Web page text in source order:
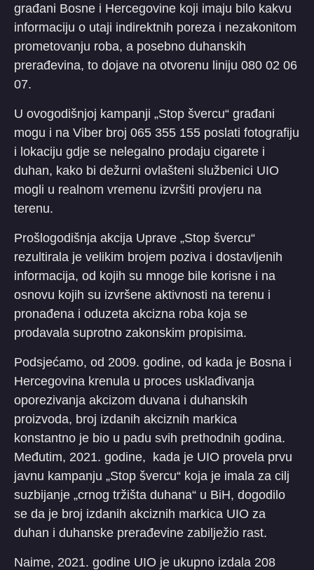
građani Bosne i Hercegovine koji imaju bilo kakvu
informaciju o utaji indirektnih poreza i nezakonitom
prometovanju roba, a posebno duhanskih
prerađevina, to dojave na otvorenu liniju 080 02 06
07.
U ovogodišnjoj kampanji „Stop švercu“ građani
mogu i na Viber broj 065 355 155 poslati fotografiju
i lokaciju gdje se nelegalno prodaju cigarete i
duhan, kako bi dežurni ovlašteni službenici UIO
mogli u realnom vremenu izvršiti provjeru na
terenu.
Prošlogodišnja akcija Uprave „Stop švercu“
rezultirala je velikim brojem poziva i dostavljenih
informacija, od kojih su mnoge bile korisne i na
osnovu kojih su izvršene aktivnosti na terenu i
pronađena i oduzeta akcizna roba koja se
prodavala suprotno zakonskim propisima.
Podsjećamo, od 2009. godine, od kada je Bosna i
Hercegovina krenula u proces usklađivanja
oporezivanja akcizom duvana i duhanskih
proizvoda, broj izdanih akciznih markica
konstantno je bio u padu svih prethodnih godina.
Međutim, 2021. godine, kada je UIO provela prvu
javnu kampanju „Stop švercu“ koja je imala za cilj
suzbijanje „crnog tržišta duhana“ u BiH, dogodilo
se da je broj izdanih akciznih markica UIO za
duhan i duhanske prerađevine zabilježio rast.
Naime, 2021. godine UIO je ukupno izdala 208